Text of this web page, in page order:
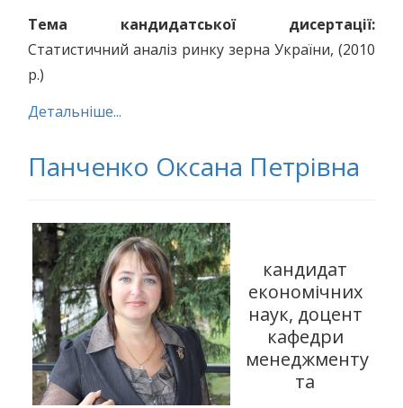
Тема кандидатської дисертації:
Статистичний аналіз ринку зерна України, (2010
р.)
Детальніше...
Панченко Оксана Петрівна
кандидат
економічних
наук, доцент
кафедри
менеджменту
та